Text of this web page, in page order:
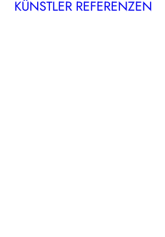
KÜNSTLER REFERENZEN